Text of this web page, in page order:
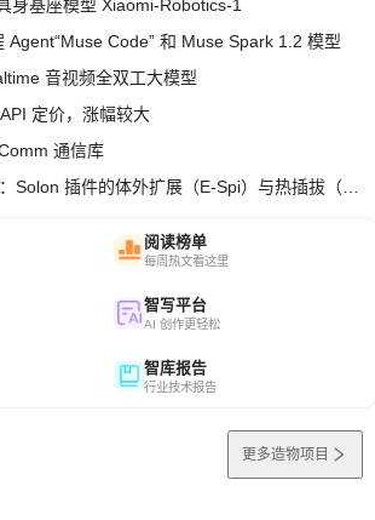
身基座模型 Xiaomi-Robotics-1
Agent“Muse Code” 和 Muse Spark 1.2 模型
音视频全双工大模型
定价，涨幅较大
通信库
阅读榜单
每周热文看这里
智写平台
AI 创作更轻松
智库报告
行业技术报告
更多造物项目